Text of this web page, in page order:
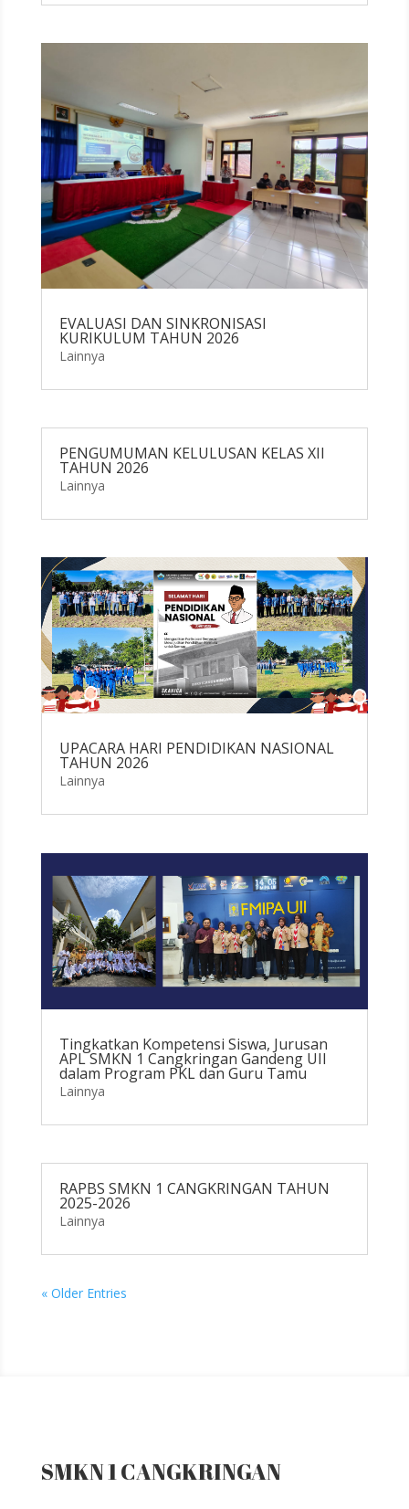
EVALUASI DAN SINKRONISASI
KURIKULUM TAHUN 2026
Lainnya
PENGUMUMAN KELULUSAN KELAS XII
TAHUN 2026
Lainnya
UPACARA HARI PENDIDIKAN NASIONAL
TAHUN 2026
Lainnya
Tingkatkan Kompetensi Siswa, Jurusan
APL SMKN 1 Cangkringan Gandeng UII
dalam Program PKL dan Guru Tamu
Lainnya
RAPBS SMKN 1 CANGKRINGAN TAHUN
2025-2026
Lainnya
« Older Entries
SMKN 1 CANGKRINGAN